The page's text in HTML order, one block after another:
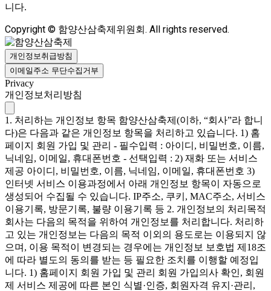
니다.
Copyright © 함양산삼축제위원회. All rights reserved.
개인정보취급방침
이메일주소 무단수집거부
Privacy
개인정보처리방침
1. 처리하는 개인정보 항목 함양산삼축제(이하, “회사”라 합니
다)은 다음과 같은 개인정보 항목을 처리하고 있습니다. 1) 홈
페이지 회원 가입 및 관리 - 필수입력 : 아이디, 비밀번호, 이름,
닉네임, 이메일, 휴대폰번호 - 선택입력 : 2) 재화 또는 서비스
제공 아이디, 비밀번호, 이름, 닉네임, 이메일, 휴대폰번호 3)
인터넷 서비스 이용과정에서 아래 개인정보 항목이 자동으로
생성되어 수집될 수 있습니다. IP주소, 쿠키, MAC주소, 서비스
이용기록, 방문기록, 불량 이용기록 등 2. 개인정보의 처리목적
회사는 다음의 목적을 위하여 개인정보를 처리합니다. 처리하
고 있는 개인정보는 다음의 목적 이외의 용도로는 이용되지 않
으며, 이용 목적이 변경되는 경우에는 개인정보 보호법 제18조
에 따라 별도의 동의를 받는 등 필요한 조치를 이행할 예정입
니다. 1) 홈페이지 회원 가입 및 관리 회원 가입의사 확인, 회원
제 서비스 제공에 따른 본인 식별·인증, 회원자격 유지·관리,